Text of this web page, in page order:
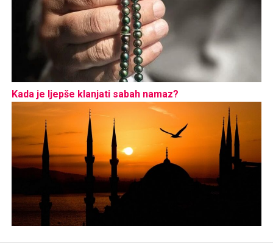
Kada je ljepše klanjati sabah namaz?